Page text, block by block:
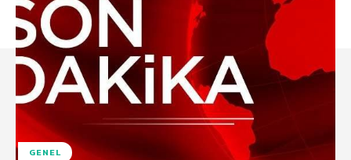
GENEL